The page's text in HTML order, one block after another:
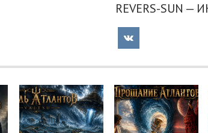
REVERS-SUN